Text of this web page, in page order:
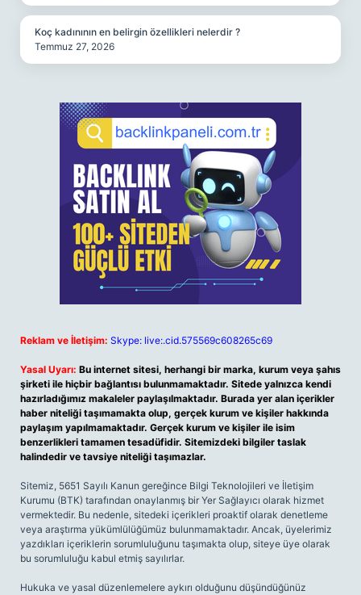
Koç kadınının en belirgin özellikleri nelerdir ?
Temmuz 27, 2026
Reklam ve İletişim: Skype: live:.cid.575569c608265c69
Yasal Uyarı: Bu internet sitesi, herhangi bir marka, kurum veya şahıs
şirketi ile hiçbir bağlantısı bulunmamaktadır. Sitede yalnızca kendi
hazırladığımız makaleler paylaşılmaktadır. Burada yer alan içerikler
haber niteliği taşımamakta olup, gerçek kurum ve kişiler hakkında
paylaşım yapılmamaktadır. Gerçek kurum ve kişiler ile isim
benzerlikleri tamamen tesadüfidir. Sitemizdeki bilgiler taslak
halindedir ve tavsiye niteliği taşımazlar.
Sitemiz, 5651 Sayılı Kanun gereğince Bilgi Teknolojileri ve İletişim
Kurumu (BTK) tarafından onaylanmış bir Yer Sağlayıcı olarak hizmet
vermektedir. Bu nedenle, sitedeki içerikleri proaktif olarak denetleme
veya araştırma yükümlülüğümüz bulunmamaktadır. Ancak, üyelerimiz
yazdıkları içeriklerin sorumluluğunu taşımakta olup, siteye üye olarak
bu sorumluluğu kabul etmiş sayılırlar.
Hukuka ve yasal düzenlemelere aykırı olduğunu düşündüğünüz